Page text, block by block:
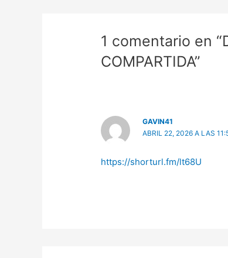
1 comentario en
COMPARTIDA”
GAVIN41
ABRIL 22, 2026 A LAS
https://shorturl.fm/lt68U